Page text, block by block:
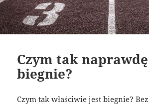
Czym tak
biegnie?
Czym tak właściwie jest biegnie?